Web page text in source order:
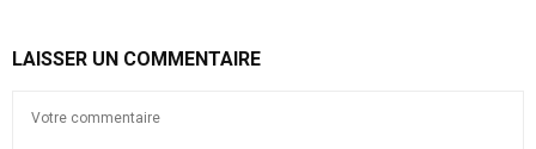
LAISSER UN COMMENTAIRE